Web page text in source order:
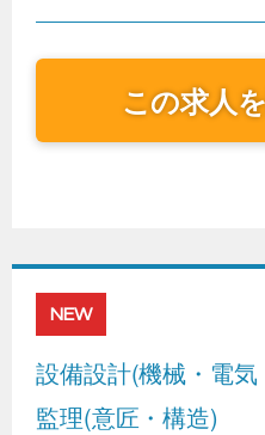
この求人
NEW
設備設計(機械・電
監理(意匠・構造)